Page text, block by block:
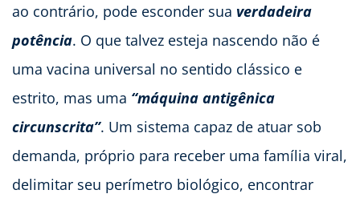
ao contrário, pode esconder sua verdadeira
potência. O que talvez esteja nascendo não é
uma vacina universal no sentido clássico e
estrito, mas uma “máquina antigênica
circunscrita”. Um sistema capaz de atuar sob
demanda, próprio para receber uma família viral,
delimitar seu perímetro biológico, encontrar